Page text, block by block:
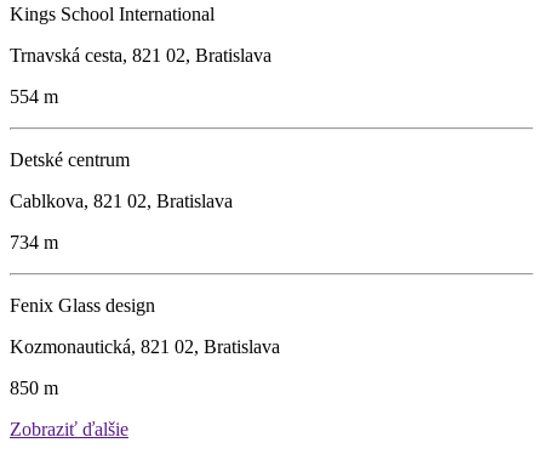
Kings School International
Trnavská cesta, 821 02, Bratislava
554 m
Detské centrum
Cablkova, 821 02, Bratislava
734 m
Fenix Glass design
Kozmonautická, 821 02, Bratislava
850 m
Zobraziť ďalšie